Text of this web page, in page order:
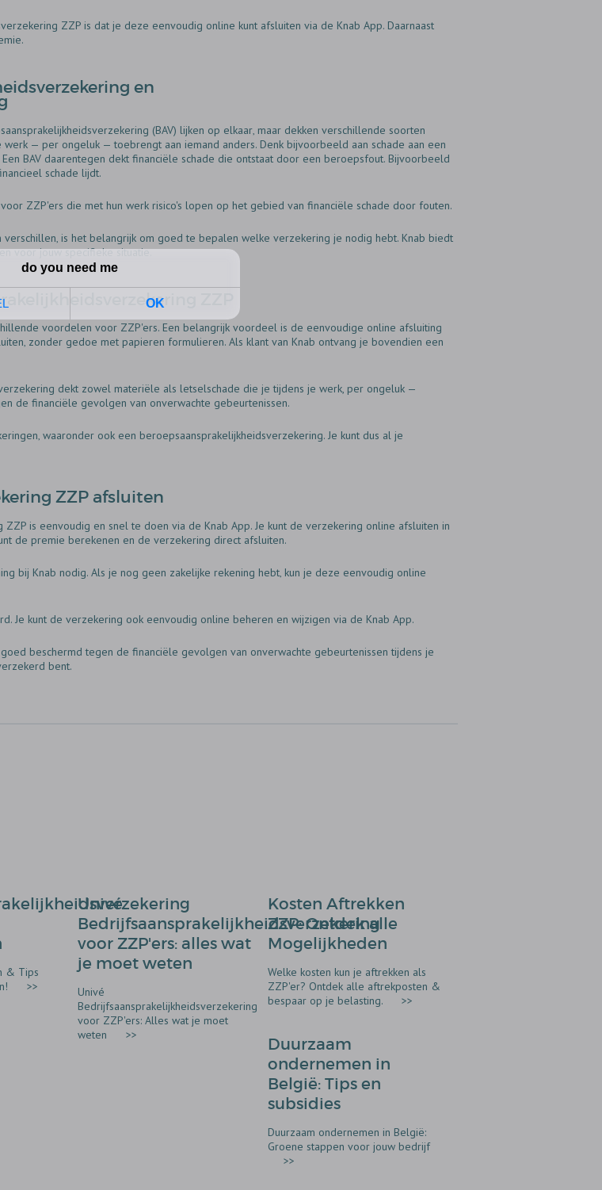
ZZP is dat je deze eenvoudig online kunt afsluiten via de Knab App. Daarnaast
en
(BAV) lijken op elkaar‚ maar dekken verschillende soorten
— per ongeluk — toebrengt aan iemand anders. Denk bijvoorbeeld aan schade aan een
BAV daarentegen dekt financiële schade die ontstaat door een beroepsfout. Bijvoorbeeld
schade lijdt.
ZZP'ers die met hun werk risico's lopen op het gebied van financiële schade door fouten.
is het belangrijk om goed te bepalen welke verzekering je nodig hebt. Knab biedt
voor jouw specifieke situatie.
ZZP
voordelen voor ZZP'ers. Een belangrijk voordeel is de eenvoudige online afsluiting
zonder gedoe met papieren formulieren. Als klant van Knab ontvang je bovendien een
dekt zowel materiële als letselschade die je tijdens je werk, per ongeluk —
de financiële gevolgen van onverwachte gebeurtenissen.
waaronder ook een beroepsaansprakelijkheidsverzekering. Je kunt dus al je
ZZP afsluiten
is eenvoudig en snel te doen via de Knab App. Je kunt de verzekering online afsluiten in
de premie berekenen en de verzekering direct afsluiten.
bij Knab nodig. Als je nog geen zakelijke rekening hebt‚ kun je deze eenvoudig online
Je kunt de verzekering ook eenvoudig online beheren en wijzigen via de Knab App.
beschermd tegen de financiële gevolgen van onverwachte gebeurtenissen tijdens je
bent.
& Tips
>>
Univé
Bedrijfsaansprakelijkheidsverzekering
voor ZZP'ers: alles wat
je moet weten
Univé
Bedrijfsaansprakelijkheidsverzekering
voor ZZP'ers: Alles wat je moet
weten
>>
Kosten Aftrekken
ZZP: Ontdek alle
Mogelijkheden
Welke kosten kun je aftrekken als
ZZP'er? Ontdek alle aftrekposten &
bespaar op je belasting.
>>
Duurzaam
ondernemen in
België: Tips en
subsidies
Duurzaam ondernemen in België:
Groene stappen voor jouw bedrijf
>>